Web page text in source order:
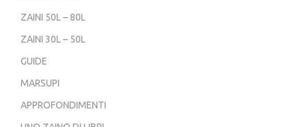
ZAINI 50L – 80L
ZAINI 30L – 50L
GUIDE
MARSUPI
APPROFONDIMENTI